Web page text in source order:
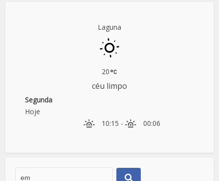
Laguna
20
céu limpo
Segunda
Hoje
10:15 - 00:06